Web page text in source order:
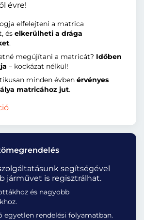
segítségével
járművet is regisztrálhat.
és nagyobb
egyetlen rendelési folyamatban.
évre!
elfelejteni a matrica
éselkerülheti a drága
.
megújítani a matricát? Időben
– kockázat nélkül!
minden évbenérvényes
matricához jut.